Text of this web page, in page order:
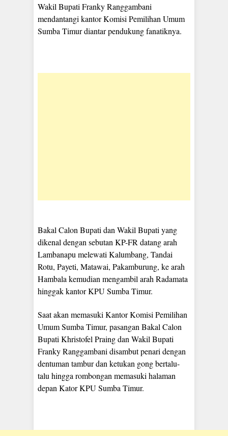
Wakil Bupati Franky Ranggambani
mendantangi kantor Komisi Pemilihan Umum
Sumba Timur diantar pendukung fanatiknya.
Bakal Calon Bupati dan Wakil Bupati yang
dikenal dengan sebutan KP-FR datang arah
Lambanapu melewati Kalumbang, Tandai
Rotu, Payeti, Matawai, Pakamburung, ke arah
Hambala kemudian mengambil arah Radamata
hinggak kantor KPU Sumba Timur.
Saat akan memasuki Kantor Komisi Pemilihan
Umum Sumba Timur, pasangan Bakal Calon
Bupati Khristofel Praing dan Wakil Bupati
Franky Ranggambani disambut penari dengan
dentuman tambur dan ketukan gong bertalu-
talu hingga rombongan memasuki halaman
depan Kator KPU Sumba Timur.